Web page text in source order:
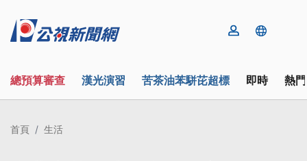
總預算審查 漢光演習 苦茶油苯駢芘超標 即時 熱
首頁 生活